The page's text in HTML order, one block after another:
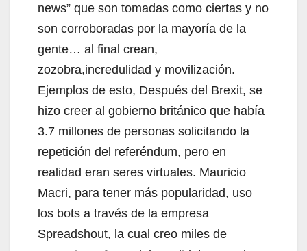
news” que son tomadas como ciertas y no
son corroboradas por la mayoría de la
gente… al final crean,
zozobra,incredulidad y movilización.
Ejemplos de esto, Después del Brexit, se
hizo creer al gobierno británico que había
3.7 millones de personas solicitando la
repetición del referéndum, pero en
realidad eran seres virtuales. Mauricio
Macri, para tener más popularidad, uso
los bots a través de la empresa
Spreadshout, la cual creo miles de